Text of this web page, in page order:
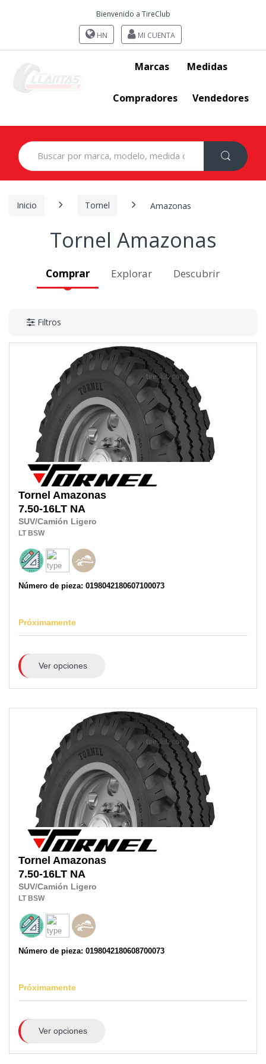
Bienvenido a TireClub
HN MI CUENTA
Marcas Medidas
Compradores Vendedores
Search
for:
Inicio Tornel Amazonas
Tornel Amazonas
Comprar Explorar Descubrir
Filtros
Tornel Amazonas
7.50-16LT NA
SUV/Camión Ligero
LT BSW
Número de pieza: 0198042180607100073
Próximamente
Ver opciones
Tornel Amazonas
7.50-16LT NA
SUV/Camión Ligero
LT BSW
Número de pieza: 0198042180608700073
Próximamente
Ver opciones